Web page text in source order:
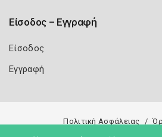
Είσοδος – Εγγραφή
Είσοδος
Εγγραφή
Πολιτική Ασφάλειας